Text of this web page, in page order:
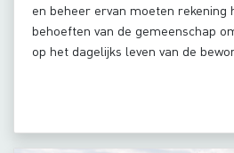
en beheer ervan moeten rekening
behoeften van de gemeenschap
op het dagelijks leven van de